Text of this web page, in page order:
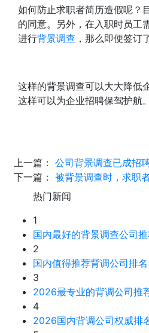
如何防止求职者简历造假呢？
的同意。另外，在入职时员工
进行背景调查 ，那么即便签订
这样的背景调查可以大大降低
这样可以为企业招聘保驾护航。
上一篇： 公司背景调查已成招
下一篇： 被背景调查时，求职
热门新闻
1
国内最好的背景调查公司推
2
国内值得推荐背调公司排名
3
2026最专业的背调公司推
4
2026国内背调公司权威排